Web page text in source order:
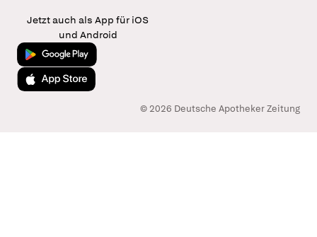
Jetzt auch als App für iOS
und Android
Jetzt bei Google Play
Laden im App Store
© 2026 Deutsche Apotheker Zeitung